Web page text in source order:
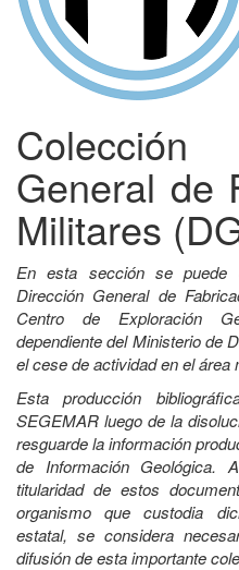
General de
Militares
En esta sección se puede
Dirección General de
Centro de Exploración
dependiente del Ministerio de
el cese de actividad en el área
Esta producción
SEGEMAR luego de la
resguarde la información
de Información Geológica.
titularidad de estos
organismo que custodia
estatal, se considera
difusión de esta importante